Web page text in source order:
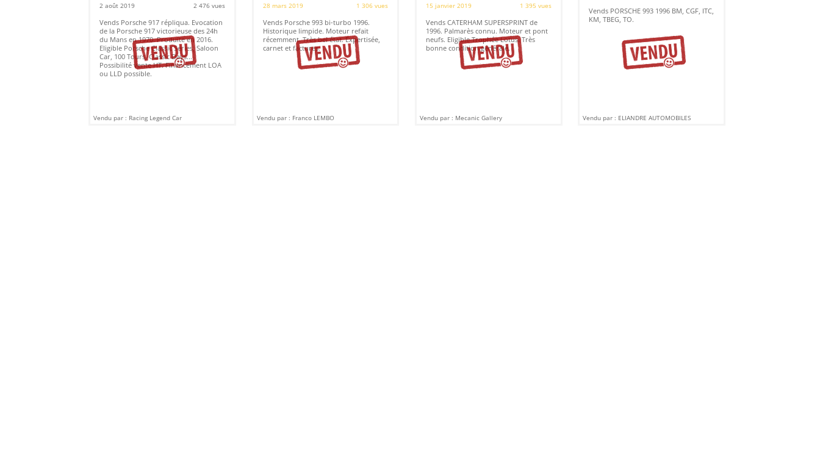
2 août 2019
2 476 vues
Vends Porsche 917 répliqua. Evocation
de la Porsche 917 victorieuse des 24h
du Mans en 1970. Produite en 2016.
Eligible Porsche Classic Series, Saloon
Car, 100 Tours, Classic Days...
Possibilité vente HT. Financement LOA
ou LLD possible.
Vendu par : Racing Legend Car
28 mars 2019
1 306 vues
Vends Porsche 993 bi-turbo 1996.
Historique limpide. Moteur refait
récemment. Très bel état. Expertisée,
carnet et factures.
Vendu par : Franco LEMBO
15 janvier 2019
1 395 vues
Vends CATERHAM SUPERSPRINT de
1996. Palmarès connu. Moteur et pont
neufs. Eligible Trophée Lotus. Très
bonne condition générale.
Vendu par : Mecanic Gallery
Vends PORSCHE 993 1996 BM, CGF, ITC,
KM, TBEG, TO.
Vendu par : ELIANDRE AUTOMOBILES